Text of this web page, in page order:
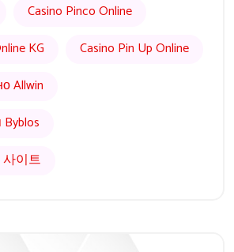
Casino Pinco Online
KG
Casino Pin Up Online
Allwin
이트